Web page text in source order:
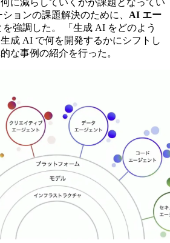
ョンの課題解決のために、 AI エー
を強調した。 「生成 AI をどのよう
成 AI で何を開発するかにシフトし
な事例の紹介を行った。